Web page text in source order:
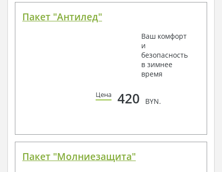
Пакет "Антилед"
Ваш комфорт
и
безопасность
в зимнее
время
Цена 420 BYN.
Пакет "Молниезащита"